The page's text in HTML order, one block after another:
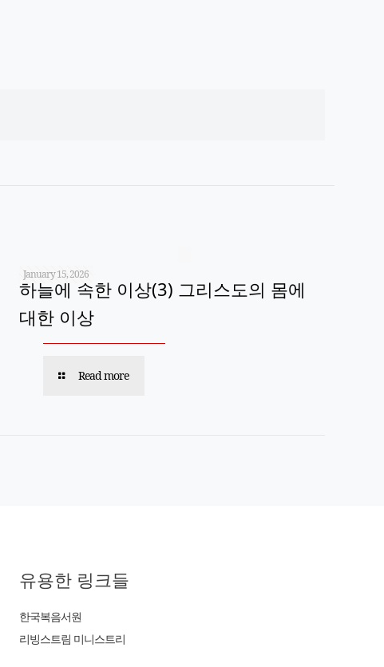
January 15, 2026
하늘에 속한 이상(3) 그리스도의 몸에
대한 이상
Read more
유용한 링크들
한국복음서원
리빙스트림 미니스트리